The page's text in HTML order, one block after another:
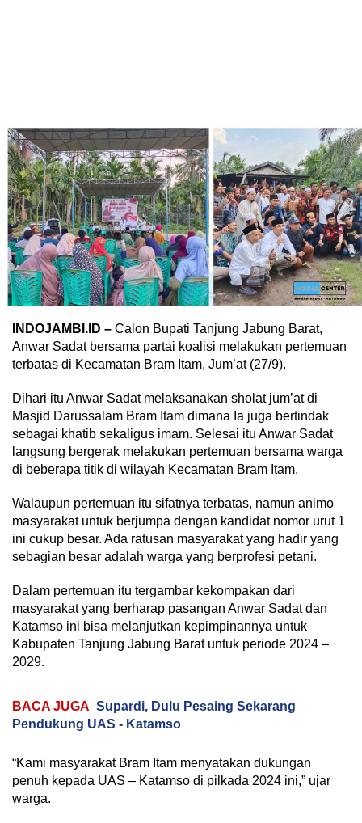
INDOJAMBI.ID – Calon Bupati Tanjung Jabung Barat,
Anwar Sadat bersama partai koalisi melakukan pertemuan
terbatas di Kecamatan Bram Itam, Jum’at (27/9).
Dihari itu Anwar Sadat melaksanakan sholat jum’at di
Masjid Darussalam Bram Itam dimana Ia juga bertindak
sebagai khatib sekaligus imam. Selesai itu Anwar Sadat
langsung bergerak melakukan pertemuan bersama warga
di beberapa titik di wilayah Kecamatan Bram Itam.
Walaupun pertemuan itu sifatnya terbatas, namun animo
masyarakat untuk berjumpa dengan kandidat nomor urut 1
ini cukup besar. Ada ratusan masyarakat yang hadir yang
sebagian besar adalah warga yang berprofesi petani.
Dalam pertemuan itu tergambar kekompakan dari
masyarakat yang berharap pasangan Anwar Sadat dan
Katamso ini bisa melanjutkan kepimpinannya untuk
Kabupaten Tanjung Jabung Barat untuk periode 2024 –
2029.
BACA JUGA Supardi, Dulu Pesaing Sekarang
Pendukung UAS - Katamso
“Kami masyarakat Bram Itam menyatakan dukungan
penuh kepada UAS – Katamso di pilkada 2024 ini,” ujar
warga.